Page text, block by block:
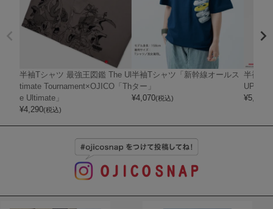
半袖Tシャツ 最強王図鑑 The Ul
timate Tournament×OJICO「Th
e Ultimate」
¥4,290(税込)
半袖Tシャツ「新幹線オールス
ター」
¥4,070(税込)
半袖T
UPER
¥5,720